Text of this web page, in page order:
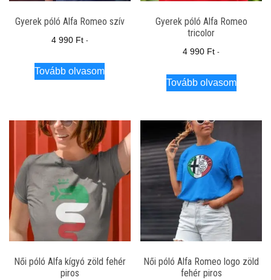
Gyerek póló Alfa Romeo szív
4 990 Ft -
Tovább olvasom
Gyerek póló Alfa Romeo
tricolor
4 990 Ft -
Tovább olvasom
Női póló Alfa kígyó zöld fehér
piros
Női póló Alfa Romeo logo zöld
fehér piros